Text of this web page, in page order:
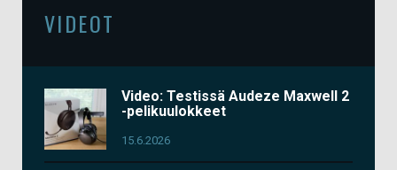
VIDEOT
Video: Testissä Audeze Maxwell 2
-pelikuulokkeet
15.6.2026